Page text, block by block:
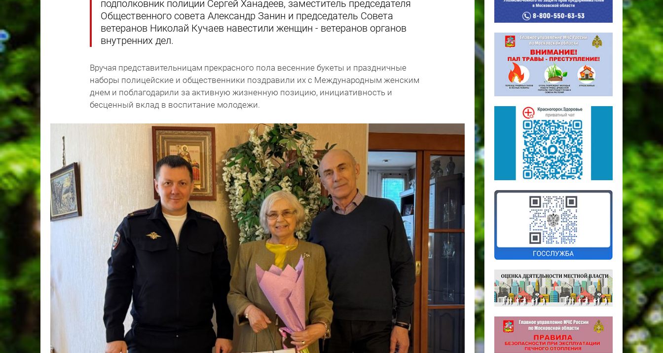
подполковник полиции Сергей Ханадеев, заместитель председателя
Общественного совета Александр Занин и председатель Совета
ветеранов Николай Кучаев навестили женщин - ветеранов органов
внутренних дел.
Вручая представительницам прекрасного пола весенние букеты и праздничные
наборы полицейские и общественники поздравили их с Международным женским
днем и поблагодарили за активную жизненную позицию, инициативность и
бесценный вклад в воспитание молодежи.